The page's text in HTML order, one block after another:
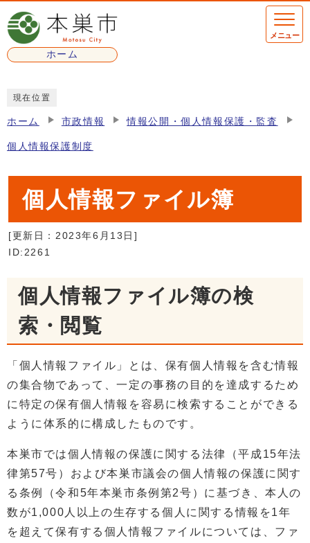
ページの先頭です
ホーム
メニュー
現在位置
ホーム 市政情報 情報公開・個人情報保護・監査
個人情報保護制度
個人情報ファイル簿
[更新日： 2023年6月13日 ]
ID:2261
個人情報ファイル簿の検
索・閲覧
「個人情報ファイル」とは、保有個人情報を含む情報
の集合物であって、一定の事務の目的を達成するため
に特定の保有個人情報を容易に検索することができる
ように体系的に構成したものです。
本巣市では個人情報の保護に関する法律（平成15年法
律第57号）および本巣市議会の個人情報の保護に関す
る条例（令和5年本巣市条例第2号）に基づき、本人の
数が1,000人以上の生存する個人に関する情報を1年
を超えて保有する個人情報ファイルについては、ファ